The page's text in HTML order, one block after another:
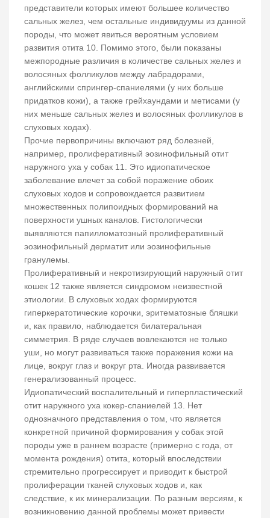
представители которых имеют большее количество
сальных желез, чем остальные индивидуумы из данной
породы, что может явиться вероятным условием
развития отита 10. Помимо этого, были показаны
межпородные различия в количестве сальных желез и
волосяных фолликулов между лабрадорами,
английскими спрингер-спаниелями (у них больше
придатков кожи), а также грейхаундами и метисами (у
них меньше сальных желез и волосяных фолликулов в
слуховых ходах).
Прочие первопричины включают ряд болезней,
например, пролиферативный эозинофильный отит
наружного уха у собак 11. Это идиопатическое
заболевание влечет за собой поражение обоих
слуховых ходов и сопровождается развитием
множественных полипоидных формирований на
поверхности ушных каналов. Гистологически
выявляются папилломатозный пролиферативный
эозинофильный дерматит или эозинофильные
гранулемы.
Пролиферативный и некротизирующий наружный отит
кошек 12 также является синдромом неизвестной
этиологии. В слуховых ходах формируются
гиперкератотические корочки, эритематозные бляшки
и, как правило, наблюдается билатеральная
симметрия. В ряде случаев вовлекаются не только
уши, но могут развиваться также поражения кожи на
лице, вокруг глаз и вокруг рта. Иногда развивается
генерализованный процесс.
Идиопатический воспалительный и гиперпластический
отит наружного уха кокер-спаниелей 13. Нет
однозначного представления о том, что является
конкретной причиной формирования у собак этой
породы уже в раннем возрасте (примерно с года, от
момента рождения) отита, который впоследствии
стремительно прогрессирует и приводит к быстрой
пролиферации тканей слуховых ходов и, как
следствие, к их минерализации. По разным версиям, к
возникновению данной проблемы может привести